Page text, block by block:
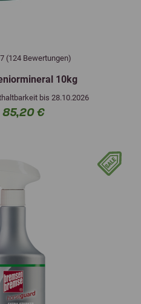
(124 Bewertungen)
10kg
bis 28.10.2026
85,20 €